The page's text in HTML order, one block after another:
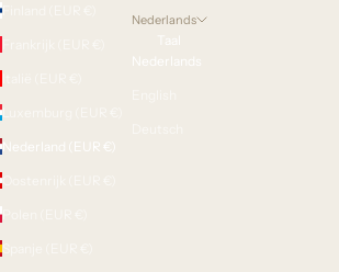
Finland (EUR €)
Luxemburg (EUR €)
Nederland (EUR €)
Oostenrijk (EUR €)
Polen (EUR €)
Spanje (EUR €)
Nederlands
Taal
Nederlands